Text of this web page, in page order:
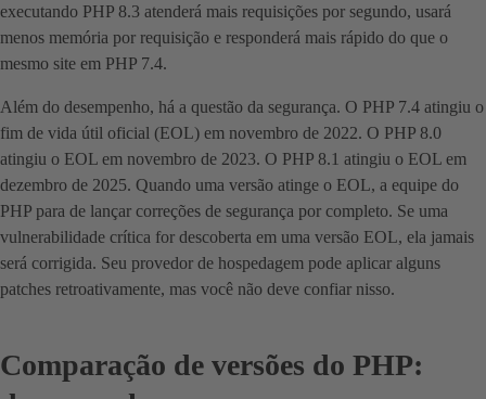
executando PHP 8.3 atenderá mais requisições por segundo, usará
menos memória por requisição e responderá mais rápido do que o
mesmo site em PHP 7.4.
Além do desempenho, há a questão da segurança. O PHP 7.4 atingiu o
fim de vida útil oficial (EOL) em novembro de 2022. O PHP 8.0
atingiu o EOL em novembro de 2023. O PHP 8.1 atingiu o EOL em
dezembro de 2025. Quando uma versão atinge o EOL, a equipe do
PHP para de lançar correções de segurança por completo. Se uma
vulnerabilidade crítica for descoberta em uma versão EOL, ela jamais
será corrigida. Seu provedor de hospedagem pode aplicar alguns
patches retroativamente, mas você não deve confiar nisso.
Comparação de versões do PHP: